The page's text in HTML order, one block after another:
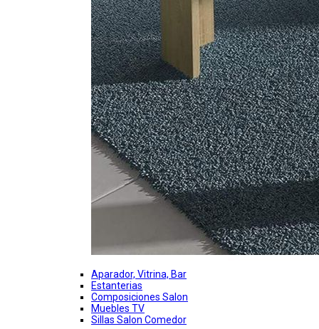
Aparador, Vitrina, Bar
Estanterias
Composiciones Salon
Muebles TV
Sillas Salon Comedor